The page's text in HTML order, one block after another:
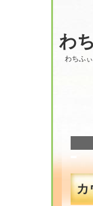
わ
わちふ
カ